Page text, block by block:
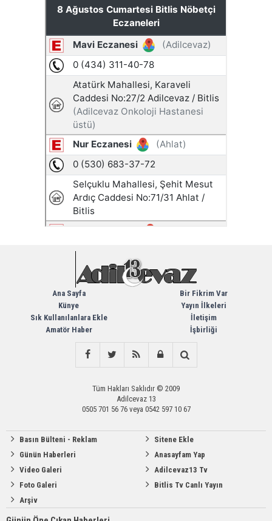
Ana Sayfa
Künye
Sık Kullanılanlara Ekle
Amatör Haber
Bir Fikrim Var
Yayın İlkeleri
İletişim
İşbirliği
Tüm Hakları Saklıdır © 2009
Adilcevaz 13
0505 701 56 76 veya 0542 597 10 67
Basın Bülteni - Reklam
Günün Haberleri
Video Galeri
Foto Galeri
Arşiv
Sitene Ekle
Anasayfam Yap
Adilcevaz13 Tv
Bitlis Tv Canlı Yayın